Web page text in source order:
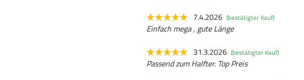
7.4.2026 (bestätigter Kauf)
Einfach mega , gute Länge
31.3.2026 (bestätigter Kauf)
Passend zum Halfter. Top Preis